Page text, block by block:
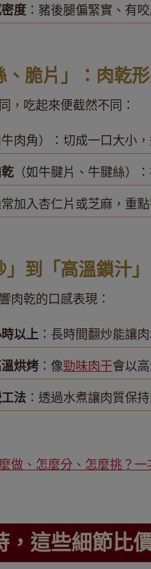
度 ：豬後腿偏緊實、有
、脆片」：肉乾
，吃起來便截然不同：
牛肉角）：切成一口大小
（如牛腱片、牛腱絲）
常加入杏仁片或芝麻，重
」到「高溫鎖汁
肉乾的口感表現：
以上 ：長時間翻炒能讓
烘烤 ：像勁味肉干會以
法 ：透過水煮讓肉質保
做、怎麼分、怎麼挑？
，這些細節比